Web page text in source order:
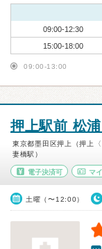
09:00-12:30
15:00-18:00
09:00-13:00
押上駅前 松
東京都墨田区押上（押上
妻橋駅）
電子決済可 マ
土曜（〜12:00）